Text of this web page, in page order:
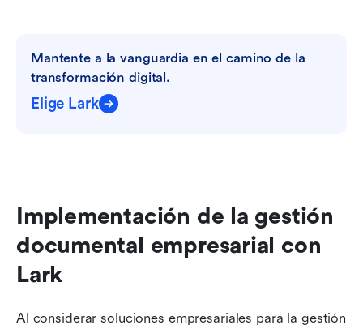
Mantente a la vanguardia en el camino de la
transformación digital.
Elige Lark
Implementación de la gestión
documental empresarial con
Lark
Al considerar soluciones empresariales para la gestión